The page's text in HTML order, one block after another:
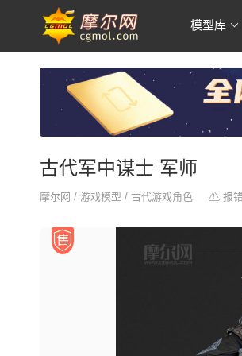
模型库
古代军中谋士 军师
摩尔网 / 游戏模型 / 古代游戏角色 报